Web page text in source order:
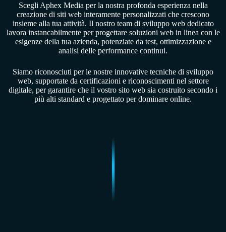
Scegli Aphex Media per la nostra profonda esperienza nella
creazione di siti web interamente personalizzati che crescono
insieme alla tua attività. Il nostro team di sviluppo web dedicato
lavora instancabilmente per progettare soluzioni web in linea con le
esigenze della tua azienda, potenziate da test, ottimizzazione e
analisi delle performance continui.
Siamo riconosciuti per le nostre innovative tecniche di sviluppo
web, supportate da certificazioni e riconoscimenti nel settore
digitale, per garantire che il vostro sito web sia costruito secondo i
più alti standard e progettato per dominare online.